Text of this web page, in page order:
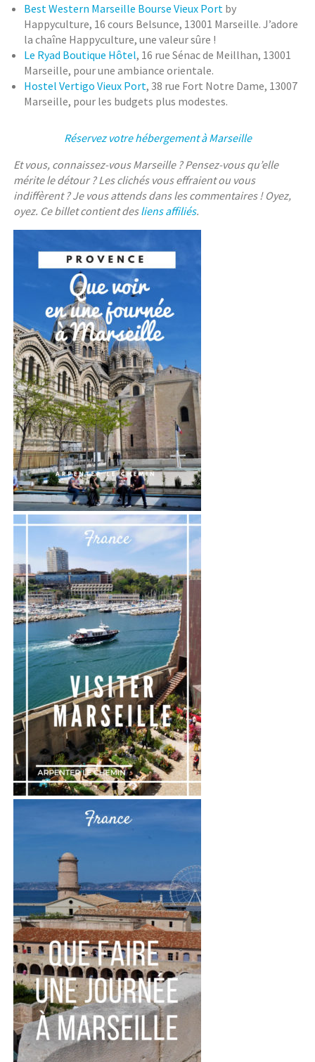
Best Western Marseille Bourse Vieux Port by
Happyculture, 16 cours Belsunce, 13001 Marseille. J’adore
la chaîne Happyculture, une valeur sûre !
Le Ryad Boutique Hôtel, 16 rue Sénac de Meillhan, 13001
Marseille, pour une ambiance orientale.
Hostel Vertigo Vieux Port, 38 rue Fort Notre Dame, 13007
Marseille, pour les budgets plus modestes.
Réservez votre hébergement à Marseille
Et vous, connaissez-vous Marseille ? Pensez-vous qu’elle
mérite le détour ? Les clichés vous effraient ou vous
indiffèrent ? Je vous attends dans les commentaires ! Oyez,
oyez. Ce billet contient desliens affiliés.